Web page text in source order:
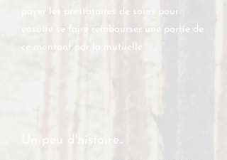
payer les prestataires de soins pour
ensuite se faire rembourser une partie de
ce montant par la mutuelle.
Un peu d'histoire..